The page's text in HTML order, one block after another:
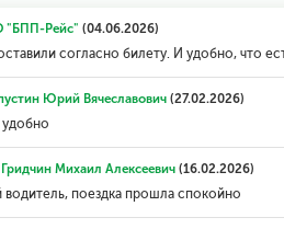
"БПП-Рейс" (04.06.2026)
согласно билету. И удобно, что
Юрий Вячеславович(27.02.2026)
Михаил Алексеевич(16.02.2026)
водитель, поездка прошла спокойно